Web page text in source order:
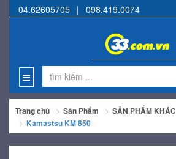
04.62605705 | 098.419.0074
Trang chủ Sản Phẩm SẢN PHẨM KHÁC
Kamastsu KM 850